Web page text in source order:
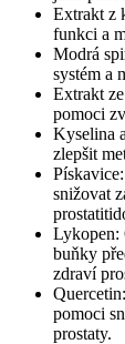
Extrakt z
funkci a
Modrá
systém a
Extrakt
pomoci
Kyselina
zlepšit
snižovat
Lykopen:
buňky
zdraví
pomoci
prostaty.